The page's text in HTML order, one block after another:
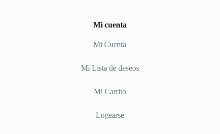
Mi cuenta
Mi Cuenta
Mi Lista de deseos
Mi Carrito
Logearse